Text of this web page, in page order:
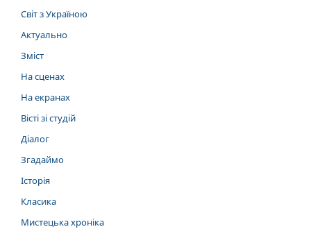
Світ з Україною
Актуально
Зміст
На сценах
На екранах
Вісті зі студій
Діалог
Згадаймо
Історія
Класика
Мистецька хроніка